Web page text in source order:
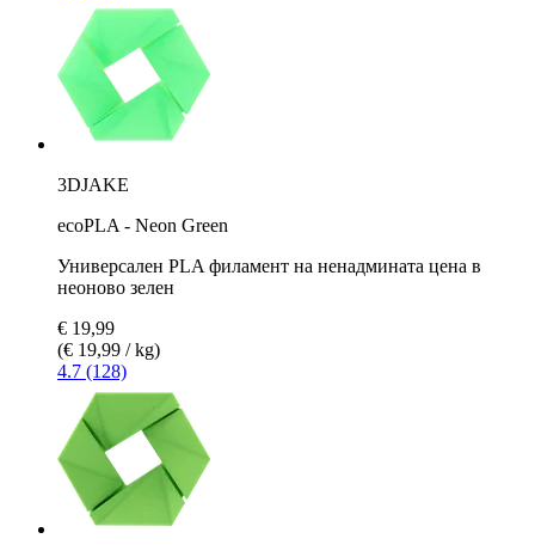
3DJAKE
ecoPLA - Neon Green
Универсален PLA филамент на ненадмината цена в
неоново зелен
€ 19,99
(€ 19,99 / kg)
4.7 (128)